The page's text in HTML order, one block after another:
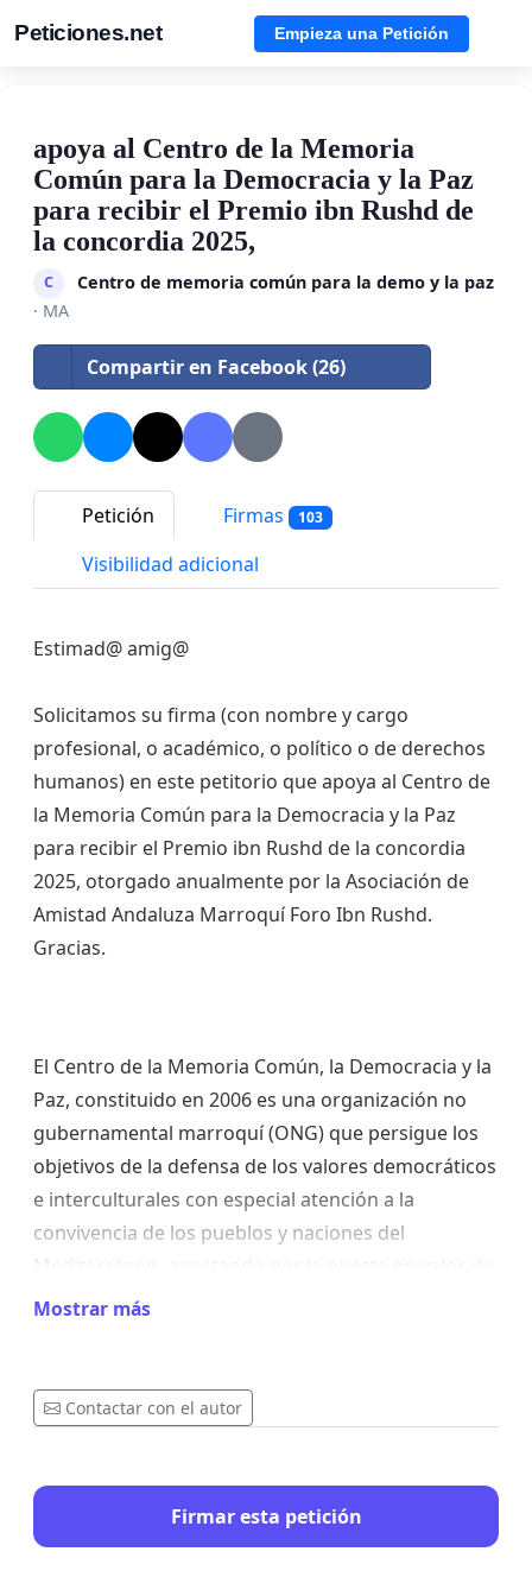
Peticiones.net Empieza una Petición
apoya al Centro de la Memoria
Común para la Democracia y la Paz
para recibir el Premio ibn Rushd de
la concordia 2025,
C
Centro de memoria común para la demo y la paz
· MA
Compartir en Facebook (26)
Petición Firmas 103
Visibilidad adicional
Estimad@ amig@
Solicitamos su firma (con nombre y cargo
profesional, o académico, o político o de derechos
humanos) en este petitorio que apoya al Centro de
la Memoria Común para la Democracia y la Paz
para recibir el Premio ibn Rushd de la concordia
2025, otorgado anualmente por la Asociación de
Amistad Andaluza Marroquí Foro Ibn Rushd.
Gracias.
El Centro de la Memoria Común, la Democracia y la
Paz, constituido en 2006 es una organización no
gubernamental marroquí (ONG) que persigue los
objetivos de la defensa de los valores democráticos
e interculturales con especial atención a la
convivencia de los pueblos y naciones del
la memoria común histórica y cultural, así como en
derechos humanos.
Al frente del mismo hay destacados intelectuales y
profesionales que padecieron persecución bajo el
Mostrar más
Contactar con el autor
Firmar esta petición